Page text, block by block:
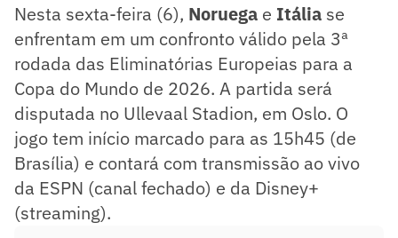
Nesta sexta-feira (6), Noruega e Itália se
enfrentam em um confronto válido pela 3ª
rodada das Eliminatórias Europeias para a
Copa do Mundo de 2026. A partida será
disputada no Ullevaal Stadion, em Oslo. O
jogo tem início marcado para as 15h45 (de
Brasília) e contará com transmissão ao vivo
da ESPN (canal fechado) e da Disney+
(streaming).